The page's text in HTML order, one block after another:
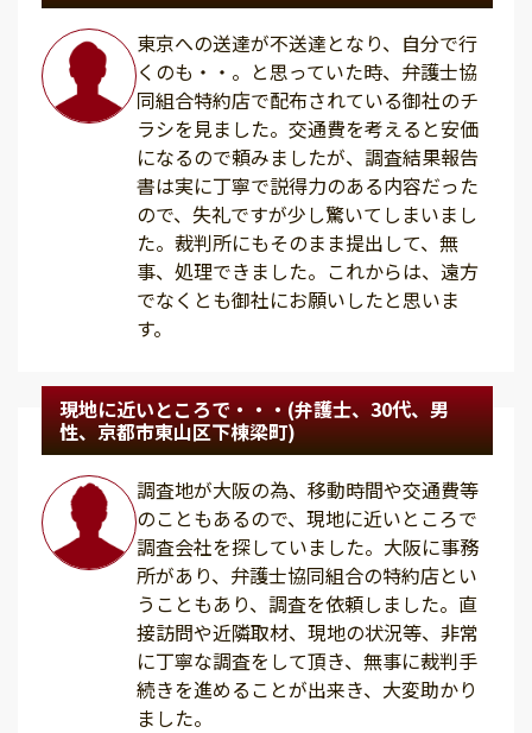
東京への送達が不送達となり、自分で行
くのも・・。と思っていた時、弁護士協
同組合特約店で配布されている御社のチ
ラシを見ました。交通費を考えると安価
になるので頼みましたが、調査結果報告
書は実に丁寧で説得力のある内容だった
ので、失礼ですが少し驚いてしまいまし
た。裁判所にもそのまま提出して、無
事、処理できました。これからは、遠方
でなくとも御社にお願いしたと思いま
す。
現地に近いところで・・・(弁護士、30代、男
性、京都市東山区下棟梁町)
調査地が大阪の為、移動時間や交通費等
のこともあるので、現地に近いところで
調査会社を探していました。大阪に事務
所があり、弁護士協同組合の特約店とい
うこともあり、調査を依頼しました。直
接訪問や近隣取材、現地の状況等、非常
に丁寧な調査をして頂き、無事に裁判手
続きを進めることが出来き、大変助かり
ました。